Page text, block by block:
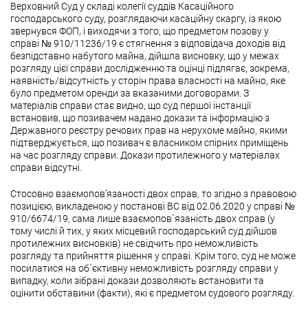
Верховний Суд у складі колегії суддів Касаційного
господарського суду, розглядаючи касаційну скаргу, із якою
звернувся ФОП, і виходячи з того, що предметом позову у
справі № 910/11236/19 є стягнення з відповідача доходів від
безпідставно набутого майна, дійшла висновку, що у межах
розгляду цієї справи дослідженню та оцінці підлягає, зокрема,
наявність/відсутність у сторін права власності на майно, яке
було предметом оренди за вказаними договорами. З
матеріалів справи стає видно, що суд першої інстанції
встановив, що позивачем надано докази та інформацію з
Державного реєстру речових прав на нерухоме майно, якими
підтверджується, що позивач є власником спірних приміщень
на час розгляду справи. Докази протилежного у матеріалах
справи відсутні.
Стосовно взаємопов’язаності двох справ, то згідно з правовою
позицією, викладеною у постанові ВС від 02.06.2020 у справі №
910/6674/19, сама лише взаємопов`язаність двох справ (у
тому числі й тих, у яких місцевий господарський суд дійшов
протилежних висновків) не свідчить про неможливість
розгляду та прийняття рішення у справі. Крім того, суд не може
посилатися на об`єктивну неможливість розгляду справи у
випадку, коли зібрані докази дозволяють встановити та
оцінити обставини (факти), які є предметом судового розгляду.